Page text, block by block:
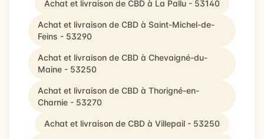
Achat et livraison de CBD à La Pallu - 53140
Achat et livraison de CBD à Saint-Michel-de-
Feins - 53290
Achat et livraison de CBD à Chevaigné-du-
Maine - 53250
Achat et livraison de CBD à Thorigné-en-
Charnie - 53270
Achat et livraison de CBD à Villepail - 53250